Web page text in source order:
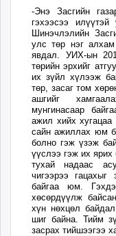
shuurhai.mn
unuudur.mn
isee.mn
mglradio.com
fact.mn
itoim.mn
tumen.mn
shuum.mn
times.mn
tvmongolia.mn
mass.mn
unegui.mn
assa.mn
toim.mn
-Энэ Засгийн
гэхээсээ
Шинэчлэлийн
улс төр нэг
явдал. УИХ-ын
төрийн эрхийг
их зүйл хүлээж
төр, засаг том
ашгийг
мунгинасаар
ажил хийх
сайн ажиллах юм
болно гэж үзэж
үүслээ гэж их
тухай надаас
чигээрээ
байгаа юм.
хөсөрдүүлж
хүн нөхцөл
шиг байна. Тийм
засрах тийшээгээ